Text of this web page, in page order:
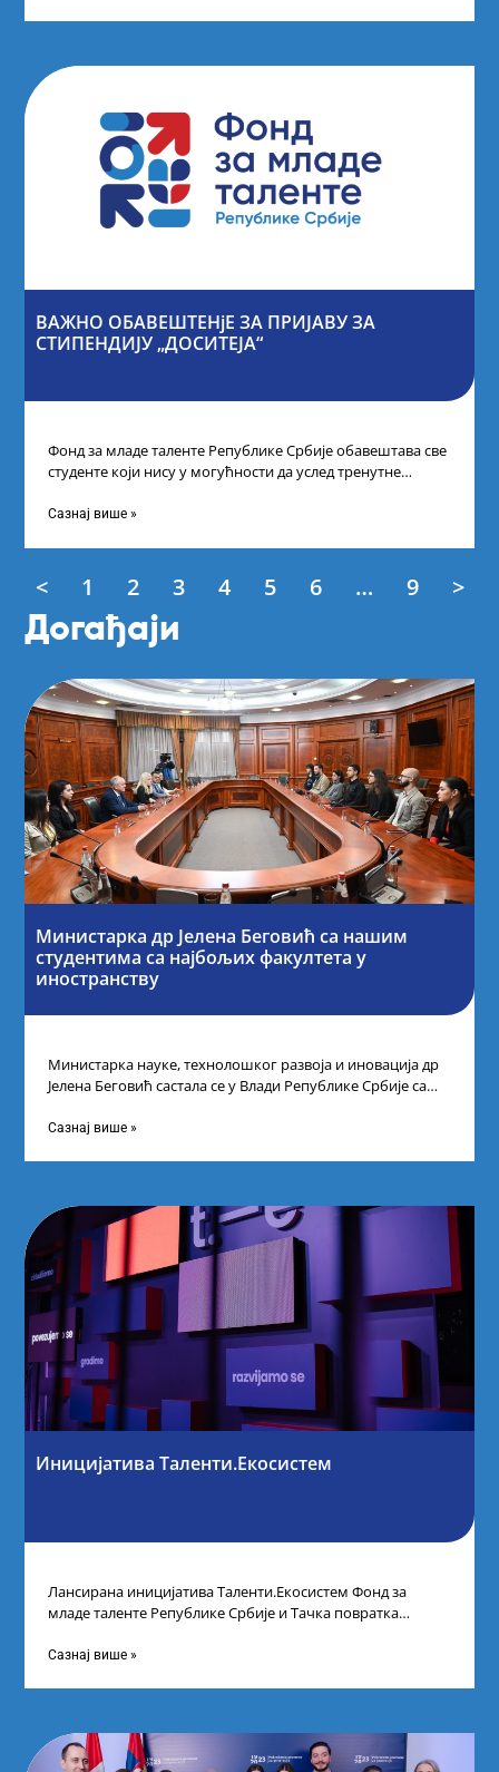
ВАЖНО ОБАВЕШТЕНјЕ ЗА ПРИЈАВУ ЗА
СТИПЕНДИЈУ „ДОСИТЕЈА“
Фонд за младе таленте Републике Србије обавештава све
студенте који нису у могућности да услед тренутне
Сазнај више »
< 1 2 3 4 5 6 … 9 >
Догађаји
Министарка др Јелена Беговић са нашим
студентима са најбољих факултета у
иностранству
Министарка науке, технолошког развоја и иновација др
Јелена Беговић састала се у Влади Републике Србије са
Сазнај више »
Иницијатива Таленти.Екосистем
Лансирана иницијатива Таленти.Екосистем Фонд за
младе таленте Републике Србије и Тачка повратка
догађају су се
Сазнај више »